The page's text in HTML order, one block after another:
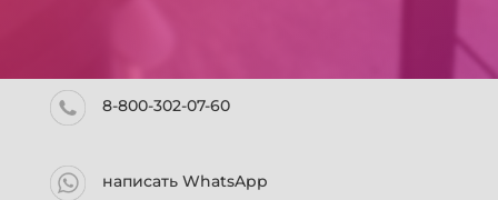
8-800-302-07-60
написать WhatsApp